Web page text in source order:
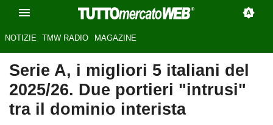
NOTIZIE TMW RADIO MAGAZINE
Serie A, i migliori 5 italiani del
2025/26. Due portieri "intrusi"
tra il dominio interista